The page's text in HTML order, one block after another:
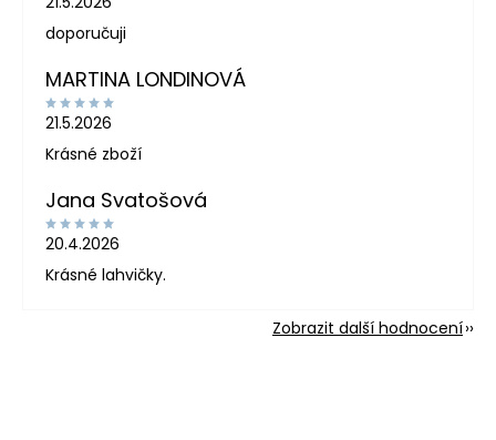
doporučuji
MARTINA LONDINOVÁ
21.5.2026
Krásné zboží
Jana Svatošová
20.4.2026
Krásné lahvičky.
Zobrazit další hodnocení